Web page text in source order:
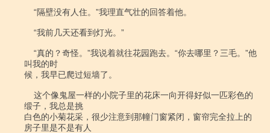
叫我的时
候，我早已爬过短墙了。
缎子，我总是挑
白色的小菊花采，很少注意到那幢门窗紧闭，窗帘完全拉上的
房子里是不是有人